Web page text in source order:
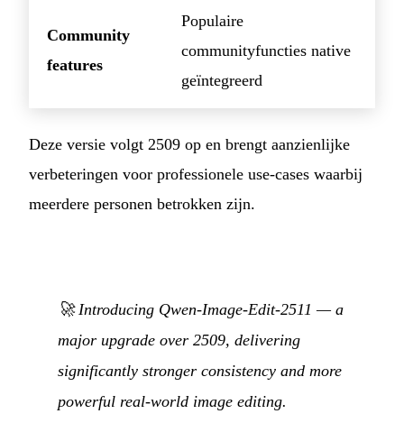
Community
features
Populaire
communityfuncties native
geïntegreerd
Deze versie volgt 2509 op en brengt aanzienlijke
verbeteringen voor professionele use-cases waarbij
meerdere personen betrokken zijn.
🚀 Introducing Qwen-Image-Edit-2511 — a
major upgrade over 2509, delivering
significantly stronger consistency and more
powerful real-world image editing.